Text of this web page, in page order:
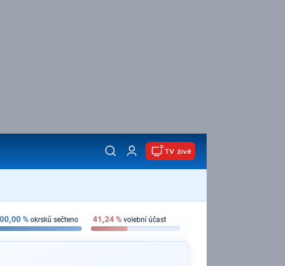
TV živě
% okrsků sečteno 41,24% volební účast